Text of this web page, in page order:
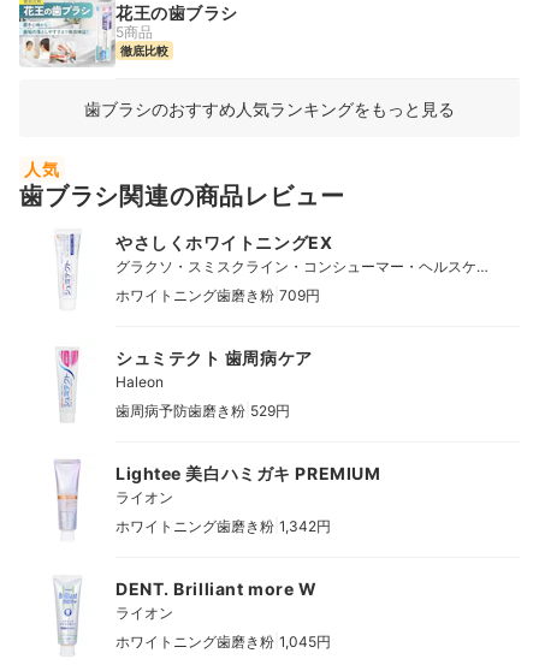
花王の歯ブラシ
5商品
徹底比較
歯ブラシのおすすめ人気ランキングをもっと見る
人気
歯ブラシ関連の商品レビュー
やさしくホワイトニングEX
グラクソ・スミスクライン・コンシューマー・ヘルスケ
ホワイトニング歯磨き粉 709円
シュミテクト 歯周病ケア
Haleon
歯周病予防歯磨き粉 529円
Lightee 美白ハミガキ PREMIUM
ライオン
ホワイトニング歯磨き粉 1,342円
DENT. Brilliant more W
ライオン
ホワイトニング歯磨き粉 1,045円